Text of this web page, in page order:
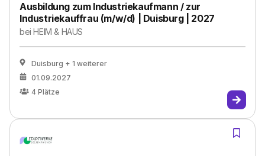
Ausbildung zum Industriekaufmann / zur
Industriekauffrau (m/w/d) | Duisburg | 2027
beiHEIM & HAUS
Duisburg + 1 weiterer
01.09.2027
4 Plätze